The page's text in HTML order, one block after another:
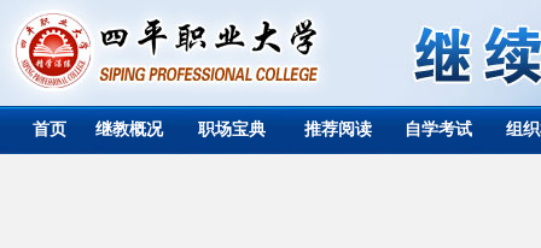
首页 继教概况 职场宝典 推荐阅读 自学考试 组